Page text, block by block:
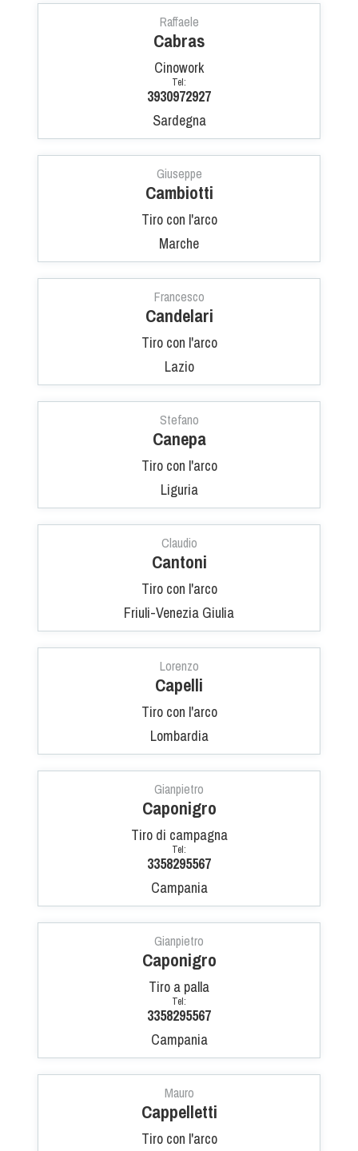
Raffaele
Cabras
Cinowork
Tel:
3930972927
Sardegna
Giuseppe
Cambiotti
Tiro con l'arco
Marche
Francesco
Candelari
Tiro con l'arco
Lazio
Stefano
Canepa
Tiro con l'arco
Liguria
Claudio
Cantoni
Tiro con l'arco
Friuli-Venezia Giulia
Lorenzo
Capelli
Tiro con l'arco
Lombardia
Gianpietro
Caponigro
Tiro di campagna
Tel:
3358295567
Campania
Gianpietro
Caponigro
Tiro a palla
Tel:
3358295567
Campania
Mauro
Cappelletti
Tiro con l'arco
Sleddog